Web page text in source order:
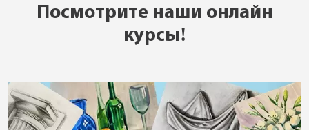
Посмотрите наши онлайн
курсы!